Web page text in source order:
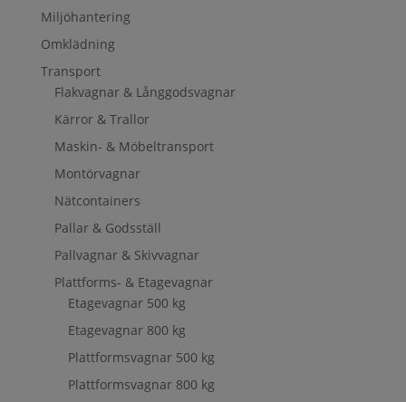
Miljöhantering
Omklädning
Transport
Flakvagnar & Långgodsvagnar
Kärror & Trallor
Maskin- & Möbeltransport
Montörvagnar
Nätcontainers
Pallar & Godsställ
Pallvagnar & Skivvagnar
Plattforms- & Etagevagnar
Etagevagnar 500 kg
Etagevagnar 800 kg
Plattformsvagnar 500 kg
Plattformsvagnar 800 kg